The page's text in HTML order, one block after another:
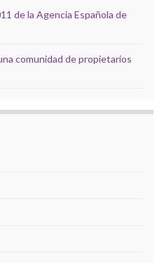
de la Agencia Española de
comunidad de propietarios